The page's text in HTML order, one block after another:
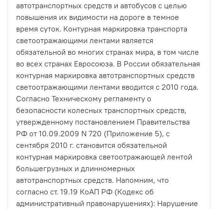
автотранспортных средств и автобусов с целью
повышения их видимости на дороге в темное
время суток. Контурная маркировка транспорта
светоотражающими лентами является
обязательной во многих странах мира, в том числе
во всех странах Евросоюза. В России обязательная
контурная маркировка автотранспортных средств
светоотражающими лентами вводится с 2010 года.
Согласно Техническому регламенту о
безопасности колесных транспортных средств,
утвержденному постановлением Правительства
РФ от 10.09.2009 N 720 (Приложение 5), с
сентября 2010 г. становится обязательной
контурная маркировка светоотражающей лентой
большегрузных и длинномерных
автотранспортных средств. Напомним, что
согласно ст. 19.19 КоАП РФ (Кодекс об
административный правонарушениях): Нарушение